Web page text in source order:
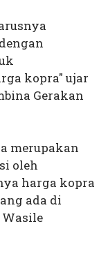
kopra" ujar
Gerakan
merupakan
oleh
harga kopra
ada di